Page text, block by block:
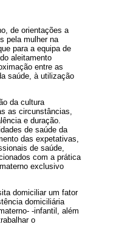
de orientações a
pela mulher na
para a equipa de
aleitamento
entre as
saúde, à utilização
da cultura
as circunstâncias,
e duração.
de saúde da
das expetativas,
de saúde,
com a prática
exclusivo
domiciliar um fator
domiciliária
-infantil, além
o